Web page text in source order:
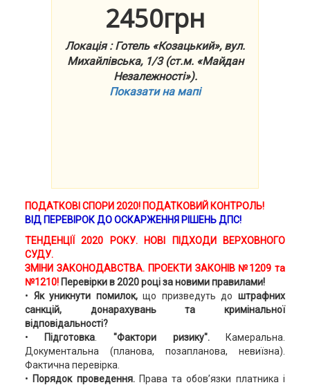
2450грн
Локація : Готель «Козацький», вул.
Михайлівська, 1/3 (ст.м. «Майдан
Незалежності»).
Показати на мапі
ПОДАТКОВІ СПОРИ 2020! ПОДАТКОВИЙ КОНТРОЛЬ!
ВІД ПЕРЕВІРОК ДО ОСКАРЖЕННЯ РІШЕНЬ ДПС!
ТЕНДЕНЦІЇ 2020 РОКУ. НОВІ ПІДХОДИ ВЕРХОВНОГО
СУДУ.
ЗМІНИ ЗАКОНОДАВСТВА. ПРОЕКТИ ЗАКОНІВ№1209 та
№1210! Перевірки в 2020 році за новими правилами!
• Як уникнути помилок,що призведуть доштрафних
санкцій, донарахувань та кримінальної
відповідальності?
• Підготовка "Фактори ризику".
Камеральна.
Документальна (планова, позапланова, невиїзна).
Фактична перевірка.
• Порядок проведення. Права та обов’язки платника і